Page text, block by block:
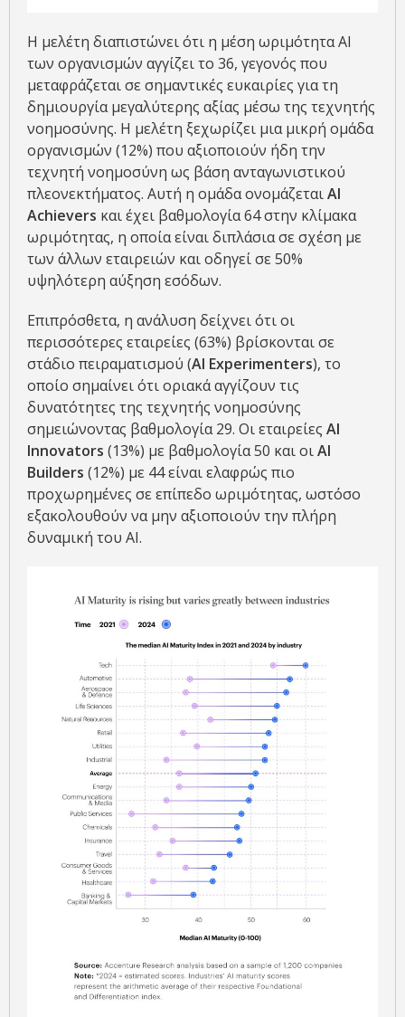
Η μελέτη διαπιστώνει ότι η μέση ωριμότητα AI
των οργανισμών αγγίζει το 36, γεγονός που
μεταφράζεται σε σημαντικές ευκαιρίες για τη
δημιουργία μεγαλύτερης αξίας μέσω της τεχνητής
νοημοσύνης. Η μελέτη ξεχωρίζει μια μικρή ομάδα
οργανισμών (12%) που αξιοποιούν ήδη την
τεχνητή νοημοσύνη ως βάση ανταγωνιστικού
πλεονεκτήματος. Αυτή η ομάδα ονομάζεταιAI
Achievers και έχει βαθμολογία 64 στην κλίμακα
ωριμότητας, η οποία είναι διπλάσια σε σχέση με
των άλλων εταιρειών και οδηγεί σε 50%
υψηλότερη αύξηση εσόδων.
Επιπρόσθετα, η ανάλυση δείχνει ότι οι
περισσότερες εταιρείες (63%) βρίσκονται σε
στάδιο πειραματισμού (ΑΙ Experimenters), το
οποίο σημαίνει ότι οριακά αγγίζουν τις
δυνατότητες της τεχνητής νοημοσύνης
σημειώνοντας βαθμολογία 29. Οι εταιρείες AI
Innovators (13%) με βαθμολογία 50 και οιAI
Builders (12%) με 44 είναι ελαφρώς πιο
προχωρημένες σε επίπεδο ωριμότητας, ωστόσο
εξακολουθούν να μην αξιοποιούν την πλήρη
δυναμική του ΑΙ.